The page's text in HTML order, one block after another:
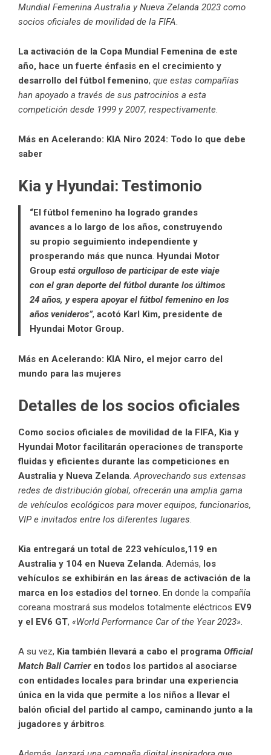
Mundial Femenina Australia y Nueva Zelanda 2023 como
socios oficiales de movilidad de la FIFA
La activación de la Copa Mundial Femenina de este
año, hace un fuerte énfasis en el crecimiento y
desarrollo del fútbol femenino, que estas compañías
han apoyado a través de sus patrocinios a esta
competición desde 1999 y 2007, respectivamente
Más en Acelerando: KIA Niro 2024: Todo lo que debe
saber
Kia y Hyundai: Testimonio
“El fútbol femenino ha logrado grandes
avances a lo largo de los años, construyendo
su propio seguimiento independiente y
prosperando más que nunca. Hyundai Motor
Group está orgulloso de participar de este viaje
con el gran deporte del fútbol durante los últimos
24 años, y espera apoyar el fútbol femenino en los
años venideros”, acotó Karl Kim, presidente de
Hyundai Motor Group.
Más en Acelerando: KIA Niro, el mejor carro del
mundo para las mujeres
Detalles de los socios oficiales
Como socios oficiales de movilidad de la FIFA, Kia y
Hyundai Motor facilitarán operaciones de transporte
fluidas y eficientes durante las competiciones en
Australia y Nueva Zelanda.Aprovechando sus extensas
redes de distribución global, ofrecerán una amplia gama
de vehículos ecológicos para mover equipos, funcionarios,
VIP e invitados entre los diferentes lugares.
Kia entregará un total de 223 vehículos,119 en
Australia y 104 en Nueva Zelanda. Además, los
vehículos se exhibirán en las áreas de activación de la
marca en los estadios del torneo. En donde la compañía
coreana mostrará sus modelos totalmente eléctricos EV9
y el EV6 GT, «World Performance Car of the Year 2023».
A su vez, Kia también llevará a cabo el programa Official
Match Ball Carrier en todos los partidos al asociarse
con entidades locales para brindar una experiencia
única en la vida que permite a los niños a llevar el
balón oficial del partido al campo, caminando junto a la
jugadores y árbitros.